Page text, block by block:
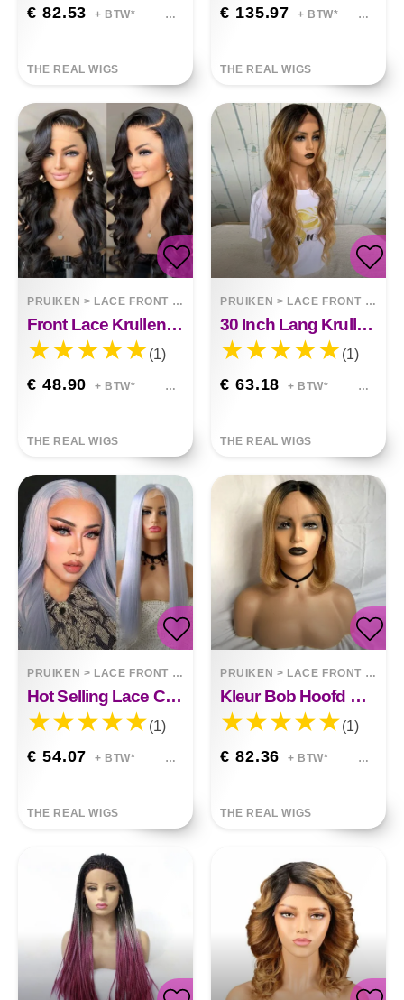
€ 82.53 + BTW*
THE REAL WIGS
€ 135.97 + BTW*
THE REAL WIGS
PRUIKEN > LACE FRONT WIGS
Front Lace Krullend Haar Chemische Vezel Brynn
(1)
€ 48.90 + BTW*
THE REAL WIGS
PRUIKEN > LACE FRONT WIGS
30 Inch Lang Krullend Haar Piano Kleur Synthetische Grote Golf Pruik Alexandria
(1)
€ 63.18 + BTW*
THE REAL WIGS
PRUIKEN > LACE FRONT WIGS
Hot Selling Lace Chemische Vezel Pruik Full Head Cover Paars Steil Haar
(1)
€ 54.07 + BTW*
THE REAL WIGS
PRUIKEN > LACE FRONT WIGS
Kleur Bob Hoofd Echt Haar
(1)
€ 82.36 + BTW*
THE REAL WIGS